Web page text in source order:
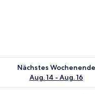
Aug. 7 - Aug. 9.
Nächstes Wochenende
Aug. 14 - Aug. 16
die Verfügbarkeit